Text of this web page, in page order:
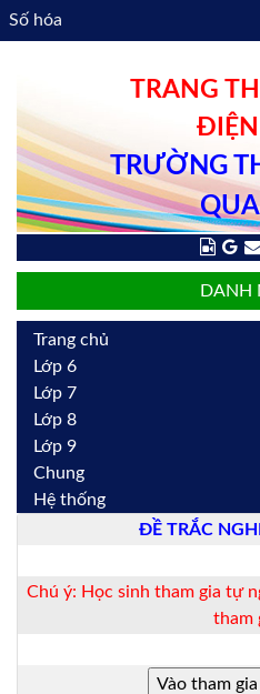
Số hóa
TRANG
TRƯỜNG
DANH
Trang chủ
Lớp 6
Lớp 7
Lớp 8
Lớp 9
Chung
Hệ thống
ĐỀ TRẮC
Chú ý: Học sinh tham gia tự
tham